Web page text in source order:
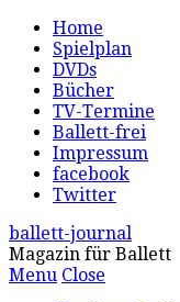
Home
Spielplan
DVDs
Bücher
TV-Termine
Ballett-frei
Impressum
facebook
Twitter
ballett-journal
Magazin für Ballett
Menu Close